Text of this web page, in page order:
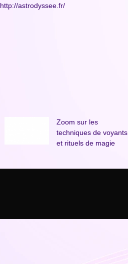
http://astrodyssee.fr/
Zoom sur les
techniques de voyants
et rituels de magie